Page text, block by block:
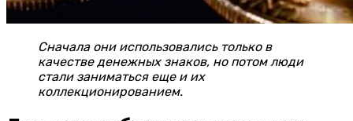
Сначала они использовались только в
качестве денежных знаков, но потом люди
стали заниматься еще и их
коллекционированием.